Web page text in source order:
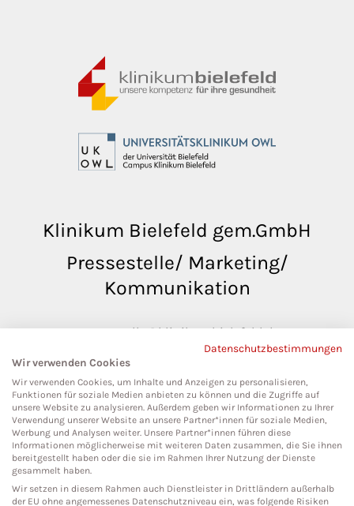
Klinikum Bielefeld gem.GmbH
Pressestelle/ Marketing/
Kommunikation
pressestelle@klinikumbielefeld.de
Teutoburger Str. 50
33604 Bielefeld
Social Media
Datenschutzbestimmungen
Wir verwenden Cookies
Wir verwenden Cookies, um Inhalte und Anzeigen zu personalisieren,
Funktionen für soziale Medien anbieten zu können und die Zugriffe auf
unsere Website zu analysieren. Außerdem geben wir Informationen zu Ihrer
Verwendung unserer Website an unsere Partner*innen für soziale Medien,
Werbung und Analysen weiter. Unsere Partner*innen führen diese
Informationen möglicherweise mit weiteren Daten zusammen, die Sie ihnen
bereitgestellt haben oder die sie im Rahmen Ihrer Nutzung der Dienste
gesammelt haben.
Wir setzen in diesem Rahmen auch Dienstleister in Drittländern außerhalb
der EU ohne angemessenes Datenschutzniveau ein, was folgende Risiken